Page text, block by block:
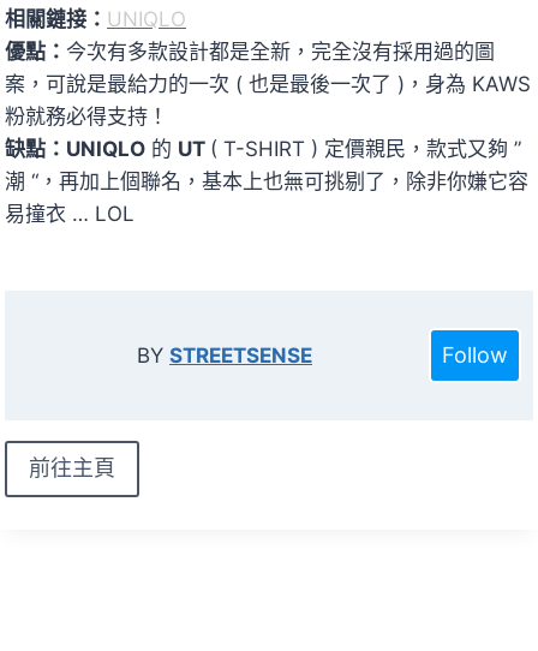
相關鏈接： UNIQLO
優點： 今次有多款設計都是全新，完全沒有採用過的圖
案，可說是最給力的一次 ( 也是最後一次了 )，身為 KAWS
粉就務必得支持！
缺點：UNIQLO 的 UT ( T-SHIRT ) 定價親民，款式又夠 ”
潮 “，再加上個聯名，基本上也無可挑剔了，除非你嫌它容
易撞衣 … LOL
BY STREETSENSE Follow
前往主頁